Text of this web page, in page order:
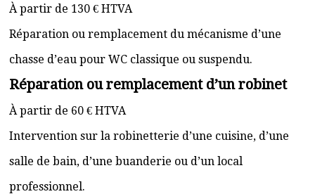
À partir de 130 € HTVA
Réparation ou remplacement du mécanisme d’une
chasse d’eau pour WC classique ou suspendu.
Réparation ou remplacement d’un robinet
À partir de 60 € HTVA
Intervention sur la robinetterie d’une cuisine, d’une
salle de bain, d’une buanderie ou d’un local
professionnel.